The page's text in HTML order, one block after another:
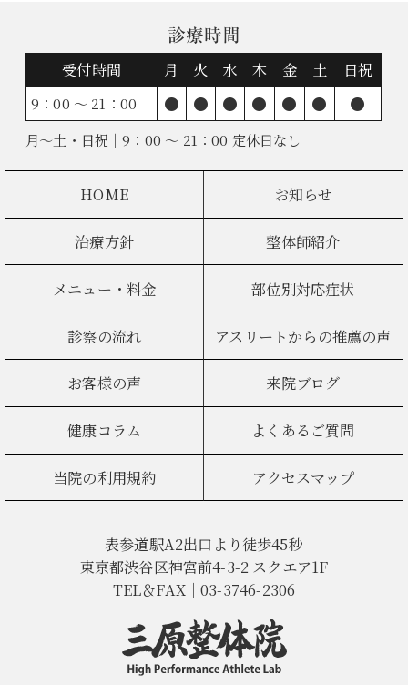
診療時間
受付時間 月 火 水 木 金 土 日祝
9：00 ～ 21：00 ● ● ● ● ● ● ●
月～土・日祝｜9：00 ～ 21：00 定休日なし
HOME お知らせ
治療方針 整体師紹介
メニュー・料金 部位別対応症状
診察の流れ アスリートからの推薦の声
お客様の声 来院ブログ
健康コラム よくあるご質問
当院の利用規約 アクセスマップ
表参道駅A2出口より徒歩45秒
東京都渋谷区神宮前4-3-2 スクエア1F
TEL＆FAX｜03-3746-2306